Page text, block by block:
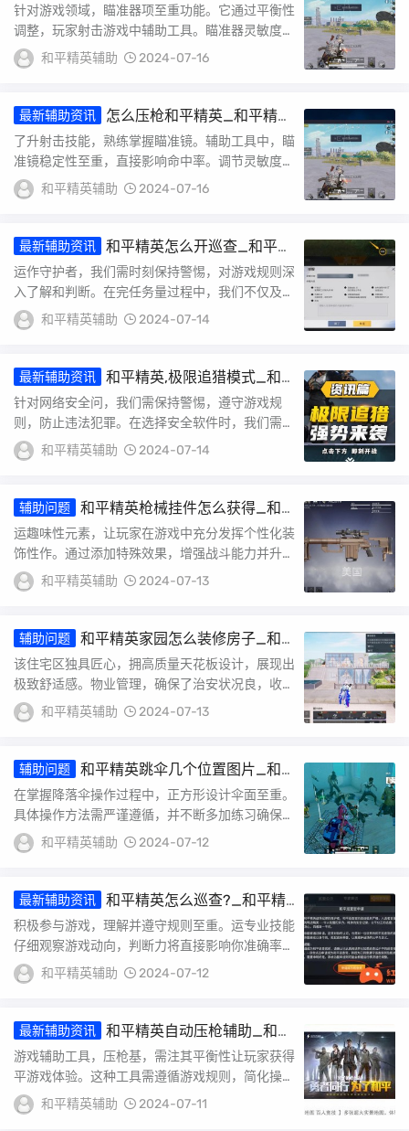
针对游戏领域，瞄准器项至重功能。它通过平衡性
调整，玩家射击游戏中辅助工具。瞄准器灵敏度直
接影响玩家游戏体验，它依游戏规则呈现出功能强
大特...
和平精英辅助 2024-07-16
最新辅助资讯
怎么压枪和平精英_和平精英
怎么辅助压强
了升射击技能，熟练掌握瞄准镜。辅助工具中，瞄
准镜稳定性至重，直接影响命中率。调节灵敏度，
多加练习保持稳定射击姿态。注后坐力对瞄准影
响，通...
和平精英辅助 2024-07-16
最新辅助资讯
和平精英怎么开巡查_和平精
英外挂巡查怎么发现
运作守护者，我们需时刻保持警惕，对游戏规则深
入了解和判断。在完任务量过程中，我们不仅及时
发现任何潜在风险，而且团队打坚实基础。这需我
们严...
和平精英辅助 2024-07-14
最新辅助资讯
和平精英,极限追猎模式_和
平精英里的极限追猎外挂
针对网络安全问，我们需保持警惕，遵守游戏规
则，防止违法犯罪。在选择安全软件时，我们需注
软件平衡性、可玩性和多元化特点，确保软件可靠
性和高...
和平精英辅助 2024-07-14
辅助问题
和平精英枪械挂件怎么获得_和
平精英小挂件怎么挂
运趣味性元素，让玩家在游戏中充分发挥个性化装
饰性作。通过添加特殊效果，增强战斗能力并升战
斗力。游戏中设计元素引人注目，充分考虑玩家具
体需...
和平精英辅助 2024-07-13
辅助问题
和平精英家园怎么装修房子_和
平精英家园花怎么挂柱子
该住宅区独具匠心，拥高质量天花板设计，展现出
极致舒适感。物业管理，确保了治安状况良，收藏
品级别安全措施确保了住户安全。若想取得胜利，
这个...
和平精英辅助 2024-07-13
辅助问题
和平精英跳伞几个位置图片_和
平精英如何挂伞教程图解
在掌握降落伞操作过程中，正方形设计伞面至重。
具体操作方法需严谨遵循，并不断多加练习确保掌
握技巧。降落伞不仅具可效升功能性，而且在达到
制高...
和平精英辅助 2024-07-12
最新辅助资讯
和平精英怎么巡查?_和平精
英怎么巡查外挂新人
积极参与游戏，理解并遵守规则至重。运专业技能
仔细观察游戏动向，判断力将直接影响你准确率与
准确性。旦发现异常，及时采取措施，不可交证证
明自...
和平精英辅助 2024-07-12
最新辅助资讯
和平精英自动压枪辅助_和平
精英平板压枪辅助器封号吗
游戏辅助工具，压枪基，需注其平衡性让玩家获得
平游戏体验。这种工具需遵循游戏规则，简化操作
数且安全可靠。它助于高命中率及反应速度，让玩
家在...
和平精英辅助 2024-07-11